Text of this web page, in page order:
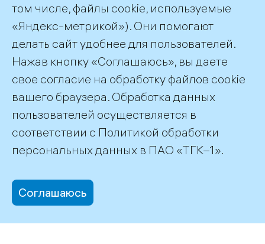
Пресс-служба ТГК-1
press@tgc1.ru
©2026 ПАО «ТГК–1»
office@tgc1.ru
том числе, файлы cookie, используемые
«Яндекс-метрикой»). Они помогают
делать сайт удобнее для пользователей.
Нажав кнопку «Соглашаюсь», вы даете
свое согласие на обработку файлов cookie
вашего браузера. Обработка данных
пользователей осуществляется в
соответствии с Политикой обработки
персональных данных в ПАО «ТГК–1».
Соглашаюсь